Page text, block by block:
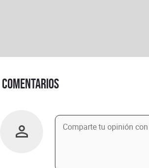
Comentarios